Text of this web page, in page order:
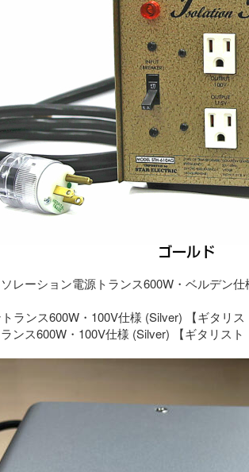
レーション電源トランス600W・ベルデン仕
ンス600W・100V仕様 (Silver) 【ギタリス